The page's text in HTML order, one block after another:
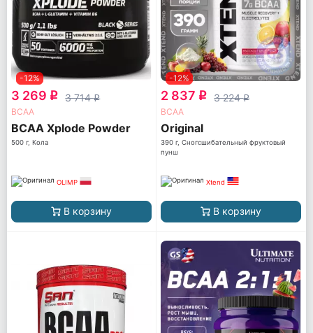
-12%
3 269 q 3 714q
ВСАА
BCAA Xplode Powder
500 г, Кола
OLIMP
В корзину
-12%
2 837 q 3 224q
ВСАА
Original
390 г, Сногсшибательный фруктовый
пунш
Xtend
В корзину